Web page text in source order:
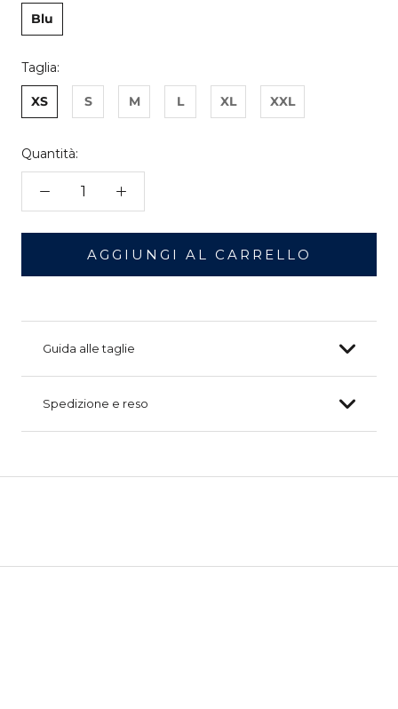
Blu
Taglia:
XS S M L XL XXL
Quantità:
AGGIUNGI AL CARRELLO
Guida alle taglie
Spedizione e reso